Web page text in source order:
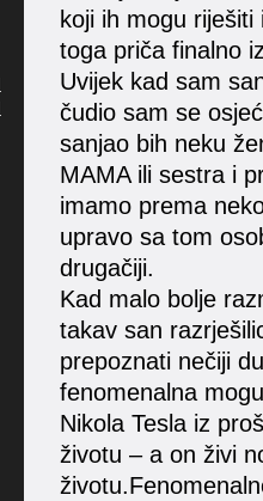
koji ih mogu
toga priča finalno
Uvijek kad sam
čudio sam se
sanjao bih neku
MAMA ili sestra i
imamo prema
upravo sa tom
drugačiji.
Kad malo bolje
takav san
prepoznati nečiji
fenomenalna
Nikola Tesla iz
životu – a on živi